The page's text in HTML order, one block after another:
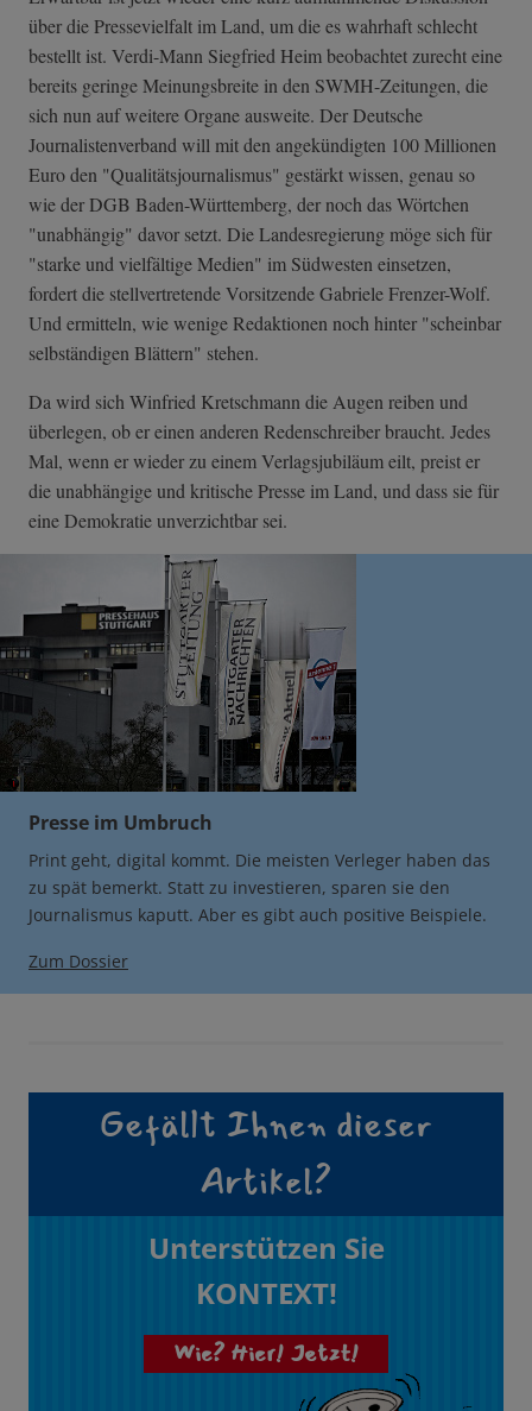
über die Pressevielfalt im Land, um die es wahrhaft schlecht
bestellt ist. Verdi-Mann Siegfried Heim beobachtet zurecht eine
bereits geringe Meinungsbreite in den SWMH-Zeitungen, die
sich nun auf weitere Organe ausweite. Der Deutsche
Journalistenverband will mit den angekündigten 100 Millionen
Euro den "Qualitätsjournalismus" gestärkt wissen, genau so
wie der DGB Baden-Württemberg, der noch das Wörtchen
"unabhängig" davor setzt. Die Landesregierung möge sich für
"starke und vielfältige Medien" im Südwesten einsetzen,
fordert die stellvertretende Vorsitzende Gabriele Frenzer-Wolf.
Und ermitteln, wie wenige Redaktionen noch hinter "scheinbar
selbständigen Blättern" stehen.
Da wird sich Winfried Kretschmann die Augen reiben und
überlegen, ob er einen anderen Redenschreiber braucht. Jedes
Mal, wenn er wieder zu einem Verlagsjubiläum eilt, preist er
die unabhängige und kritische Presse im Land, und dass sie für
eine Demokratie unverzichtbar sei.
Presse im Umbruch
Print geht, digital kommt. Die meisten Verleger haben das
zu spät bemerkt. Statt zu investieren, sparen sie den
Journalismus kaputt. Aber es gibt auch positive Beispiele.
Zum Dossier
Gefällt Ihnen dieser
Artikel?
Unterstützen Sie
KONTEXT!
Wie? Hier! Jetzt!